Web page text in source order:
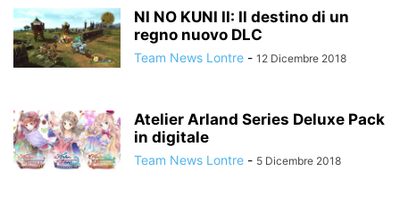
NI NO KUNI II: Il destino di un
regno nuovo DLC
Team News Lontre - 12 Dicembre 2018
Atelier Arland Series Deluxe Pack
in digitale
Team News Lontre - 5 Dicembre 2018